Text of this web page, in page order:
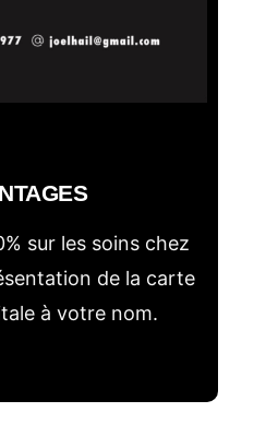
sur les soins chez
de la carte
à votre nom.